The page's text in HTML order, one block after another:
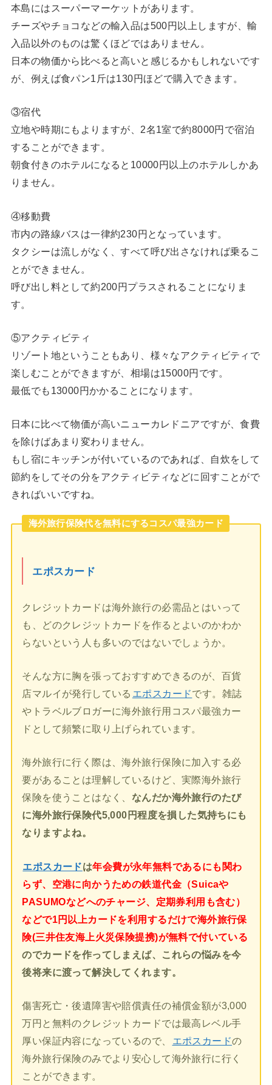
本島にはスーパーマーケットがあります。
チーズやチョコなどの輸入品は500円以上しますが、輸
入品以外のものは驚くほどではありません。
日本の物価から比べると高いと感じるかもしれないです
が、例えば食パン1斤は130円ほどで購入できます。
③宿代
立地や時期にもよりますが、2名1室で約8000円で宿泊
することができます。
朝食付きのホテルになると10000円以上のホテルしかあ
りません。
④移動費
市内の路線バスは一律約230円となっています。
タクシーは流しがなく、すべて呼び出さなければ乗るこ
とができません。
呼び出し料として約200円プラスされることになりま
す。
⑤アクティビティ
リゾート地ということもあり、様々なアクティビティで
楽しむことができますが、相場は15000円です。
最低でも13000円かかることになります。
日本に比べて物価が高いニューカレドニアですが、食費
を除けばあまり変わりません。
もし宿にキッチンが付いているのであれば、自炊をして
節約をしてその分をアクティビティなどに回すことがで
きればいいですね。
海外旅行保険代を無料にするコスパ最強カード
エポスカード
クレジットカードは海外旅行の必需品とはいって
も、どのクレジットカードを作るとよいのかわか
らないという人も多いのではないでしょうか。
そんな方に胸を張っておすすめできるのが、百貨
店マルイが発行している エポスカードです。雑誌
やトラベルブロガーに海外旅行用コスパ最強カー
ドとして頻繁に取り上げられています。
海外旅行に行く際は、海外旅行保険に加入する必
要があることは理解しているけど、実際海外旅行
保険を使うことはなく、 なんだか海外旅行のたび
に海外旅行保険代5,000円程度を損した気持ちにも
なりますよね。
エポスカードは年会費が永年無料であるにも関わ
らず、空港に向かうための鉄道代金（Suicaや
PASUMOなどへのチャージ、定期券利用も含む）
などで1円以上カードを利用するだけで海外旅行保
険(三井住友海上火災保険提携)が無料で付いている
のでカードを作ってしまえば、これらの悩みを今
後将来に渡って解決してくれます。
傷害死亡・後遺障害や賠償責任の補償金額が3,000
万円と無料のクレジットカードでは最高レベル手
厚い保証内容になっているので、
エポスカードの
海外旅行保険のみでより安心して海外旅行に行く
ことができます。